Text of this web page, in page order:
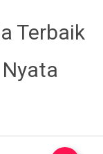
Terbaik